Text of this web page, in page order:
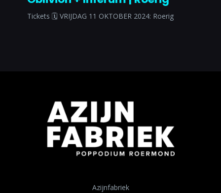
Tickets 🗓 VRIJDAG 11 OKTOBER 2024: Roerig
Azijnfabriek